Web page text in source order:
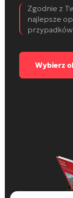
Zgodnie z
najlepsze
Wybierz